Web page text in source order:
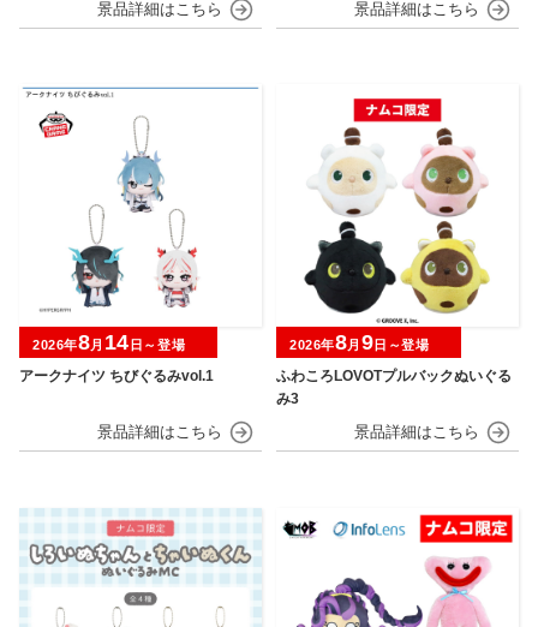
アークナイツ ちびぐるみvol.1
2026年8月 14 日～登場
ふわころLOVOTプルバックぬいぐる
み3
2026年8月 9日～登場